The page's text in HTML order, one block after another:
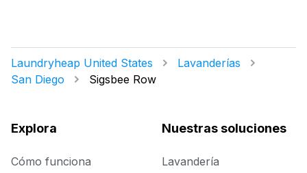
Laundryheap United States
Lavanderías
San Diego
Sigsbee Row
Explora
Cómo funciona
Nuestras soluciones
Lavandería